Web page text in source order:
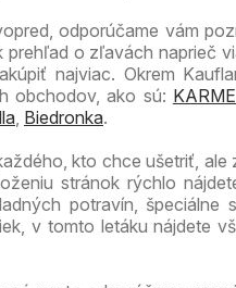
odporúčame vám
prehľad o zľavách naprieč
najviac. Okrem
obchodov, ako sú:
, Biedronka.
kto chce ušetriť, ale
stránok rýchlo
potravín, špeciálne
v tomto letáku nájdete